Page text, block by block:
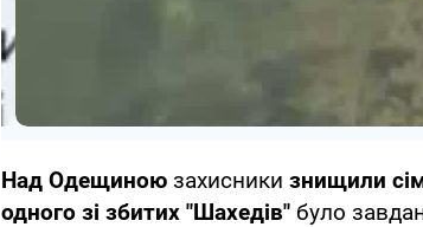
Над Одещиною захисники знищили
одного зі збитих "Шахедів" було